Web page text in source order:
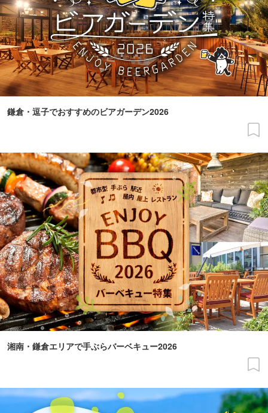
鎌倉・逗子でおすすめのビアガーデン2026
湘南・鎌倉エリアで手ぶらバーベキュー2026